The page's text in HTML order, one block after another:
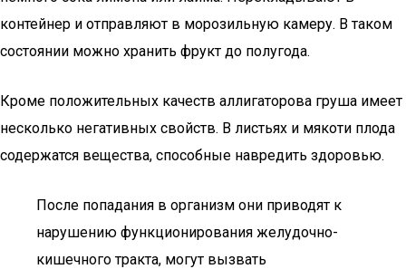
контейнер и отправляют в морозильную камеру. В таком
состоянии можно хранить фрукт до полугода.
Кроме положительных качеств аллигаторова груша имеет
несколько негативных свойств. В листьях и мякоти плода
содержатся вещества, способные навредить здоровью.
После попадания в организм они приводят к
нарушению функционирования желудочно-
кишечного тракта, могут вызвать